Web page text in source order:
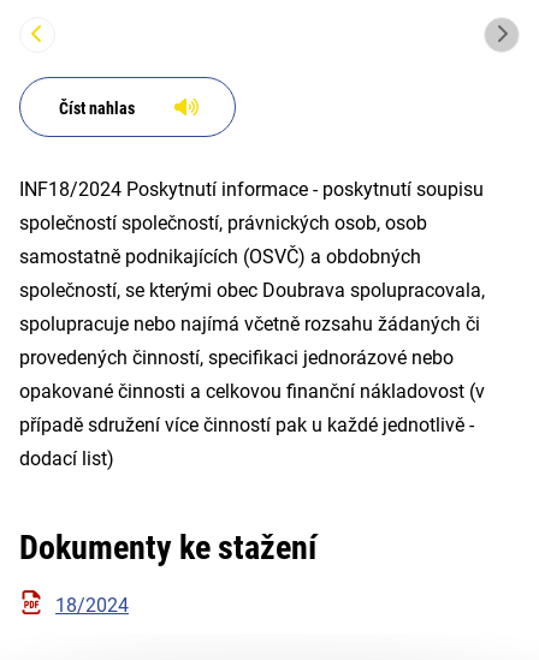
společností, se kterými obec
Doubrava spolupracovala,
spolupracuje nebo najímá
Číst nahlas
INF18/2024 Poskytnutí informace - poskytnutí soupisu
společností společností, právnických osob, osob
samostatně podnikajících (OSVČ) a obdobných
společností, se kterými obec Doubrava spolupracovala,
spolupracuje nebo najímá včetně rozsahu žádaných či
provedených činností, specifikaci jednorázové nebo
opakované činnosti a celkovou finanční nákladovost (v
případě sdružení více činností pak u každé jednotlivě -
dodací list)
Dokumenty ke stažení
18/2024